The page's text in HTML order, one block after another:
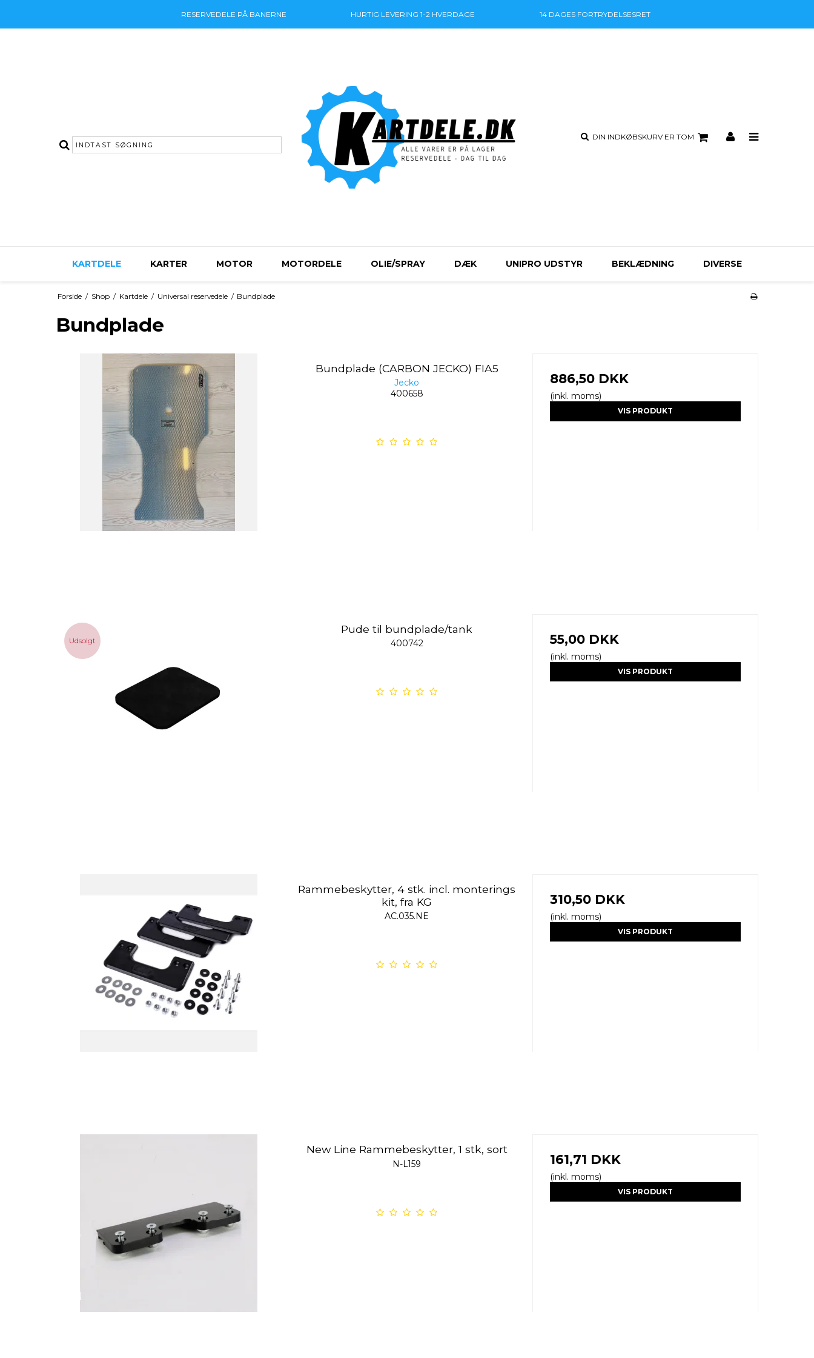
RESERVEDELE PÅ BANERNE HURTIG LEVERING 1-2 HVERDAGE 14 DAGESFORTRYDELSESRET
DIN INDKØBSKURV ER TOM
KARTDELE KARTER MOTOR MOTORDELE OLIE/SPRAY DÆK UNIPRO UDSTYR BEKLÆDNING DIVERSE
Forside / Shop / Kartdele / Universal reservedele / Bundplade
Bundplade
Bundplade (CARBON JECKO) FIA5
Jecko
400658
886,50 DKK
(inkl. moms)
VIS PRODUKT
Udsolgt
Pude til bundplade/tank
400742 55,00 DKK
(inkl. moms)
VIS PRODUKT
Rammebeskytter, 4 stk. incl. monterings
kit, fra KG
AC.035.NE
310,50 DKK
(inkl. moms)
VIS PRODUKT
New Line Rammebeskytter, 1 stk, sort
N-L159 161,71 DKK
(inkl. moms)
VIS PRODUKT